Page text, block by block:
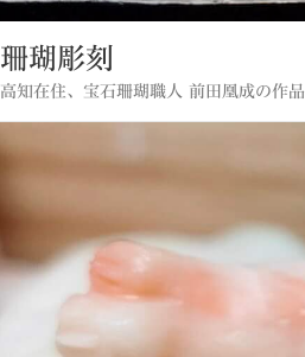
珊瑚彫刻
高知在住、宝石珊瑚職人 前田凰成の作品